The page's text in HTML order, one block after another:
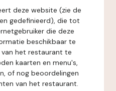
deze website (zie de
gedefinieerd), die tot
die deze
beschikbaar te
het restaurant te
kaarten en menu's,
of nog beoordelingen
van het restaurant.